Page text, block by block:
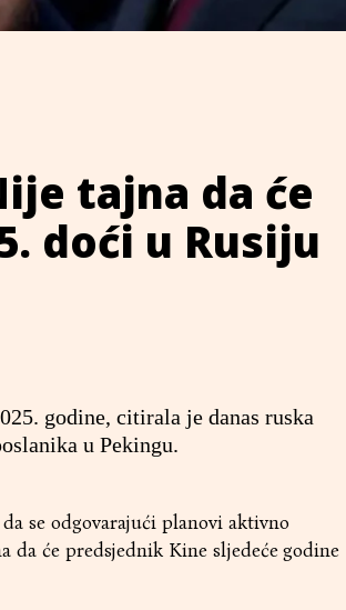
tajna da će
doći u Rusiju
godine, citirala je danas ruska
u Pekingu.
se odgovarajući planovi aktivno
da će predsjednik Kine sljedeće godine